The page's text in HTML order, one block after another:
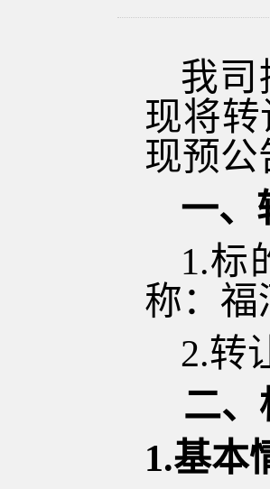
我司
现将
现预公
一、
1.标
称：福
2.转
二、
1.基本